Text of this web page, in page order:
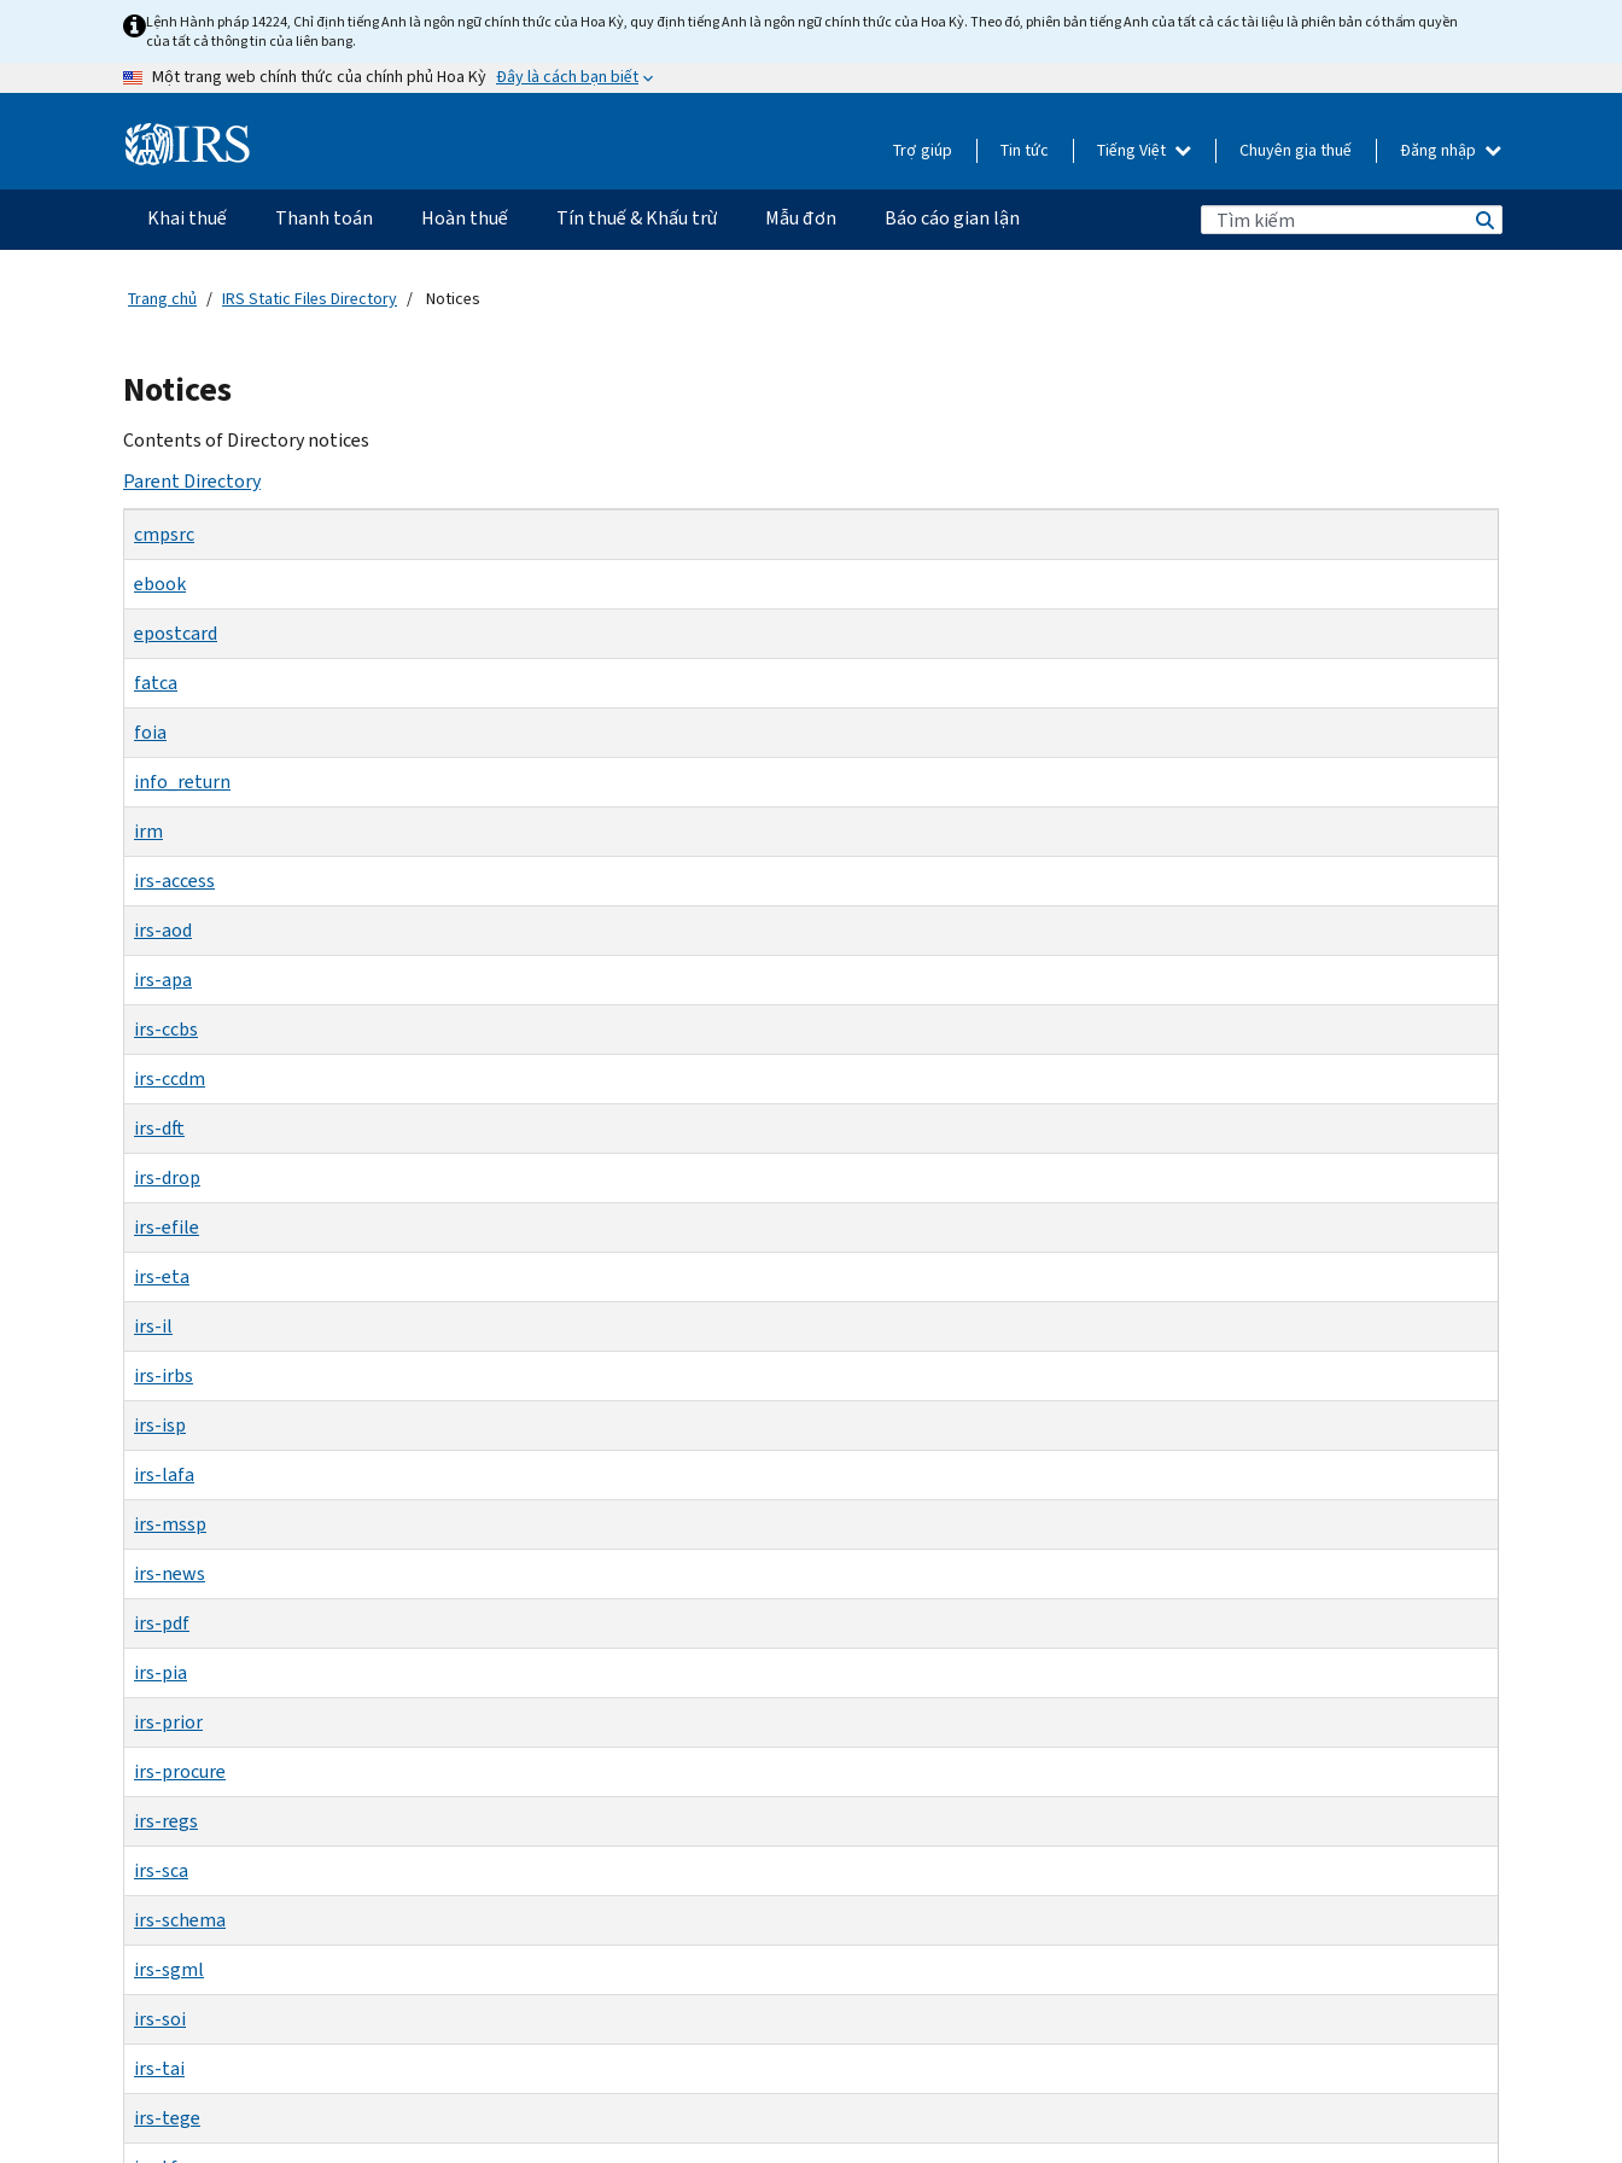
content
Lệnh Hành pháp 14224, Chỉ định tiếng Anh là ngôn ngữ chính thức của Hoa Kỳ, quy định tiếng Anh là ngôn ngữ chính thức của Hoa Kỳ. Theo đó, phiên bản tiếng Anh của tất cả các tài liệu là phiên bản có thẩm quyền
của tất cả thông tin của liên bang.
Một trang web chính thức của chính phủ Hoa Kỳ Đây là cách bạn biết
Information Trợ giúp Tin tức Tiếng Việt Chuyên gia thuế Đăng nhập
Điều
hướng
chính
Khai thuế Thanh toán Hoàn thuế Tín thuế & Khấu trừ Mẫu đơn Báo cáo gian lận
Trang chủ IRS Static Files Directory Notices
Beginning
of
main
Notices
Contents of Directory notices
Parent Directory
cmpsrc
ebook
epostcard
fatca
foia
info_return
irm
irs-access
irs-aod
irs-apa
irs-ccbs
irs-ccdm
irs-dft
irs-drop
irs-efile
irs-eta
irs-il
irs-irbs
irs-isp
irs-lafa
irs-mssp
irs-news
irs-pdf
irs-pia
irs-prior
irs-procure
irs-regs
irs-sca
irs-schema
irs-sgml
irs-soi
irs-tai
irs-tege